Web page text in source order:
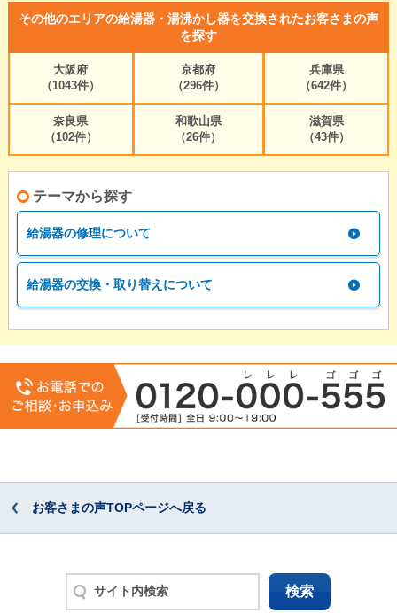
その他のエリアの給湯器・湯沸かし器を交換されたお客さまの声
を探す
大阪府
（1043件）
京都府
（296件）
兵庫県
（642件）
奈良県
（102件）
和歌山県
（26件）
滋賀県
（43件）
テーマから探す
給湯器の修理について
給湯器の交換・取り替えについて
お客さまの声TOPページへ戻る